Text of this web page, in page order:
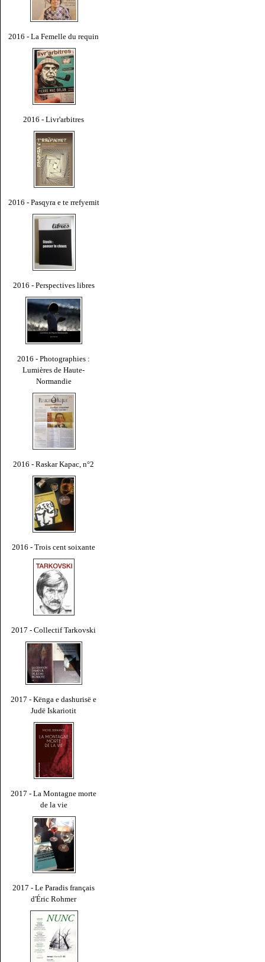
2016 - La Femelle du requin
2016 - Livr'arbitres
2016 - Pasqyra e te rrefyemit
2016 - Perspectives libres
2016 - Photographies :
Lumières de Haute-
Normandie
2016 - Raskar Kapac, n°2
2016 - Trois cent soixante
2017 - Collectif Tarkovski
2017 - Kënga e dashurisë e
Judë Iskariotit
2017 - La Montagne morte
de la vie
2017 - Le Paradis français
d'Éric Rohmer